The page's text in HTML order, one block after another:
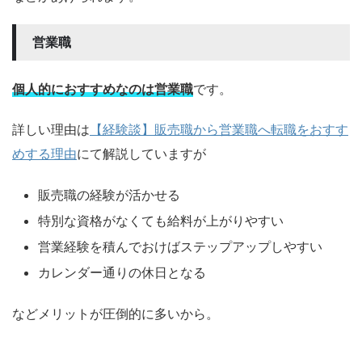
営業職
個人的におすすめなのは営業職です。
詳しい理由は 【経験談】販売職から営業職へ転職をおすす
めする理由にて解説していますが
販売職の経験が活かせる
特別な資格がなくても給料が上がりやすい
営業経験を積んでおけばステップアップしやすい
カレンダー通りの休日となる
などメリットが圧倒的に多いから。